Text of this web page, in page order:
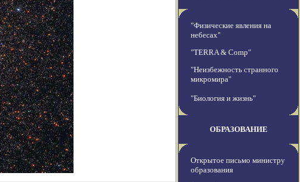
"Физические явления на
небесах"
"TERRA & Comp"
"Неизбежность странного
микромира"
"Биология и жизнь"
ОБРАЗОВАНИЕ
Открытое письмо министру
образования